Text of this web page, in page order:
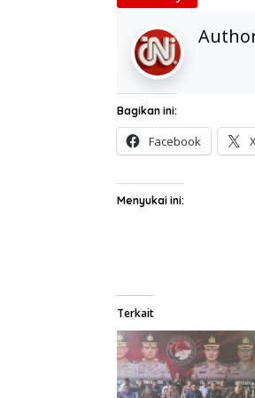
Bagikan ini:
Facebook X
Menyukai ini:
Terkait